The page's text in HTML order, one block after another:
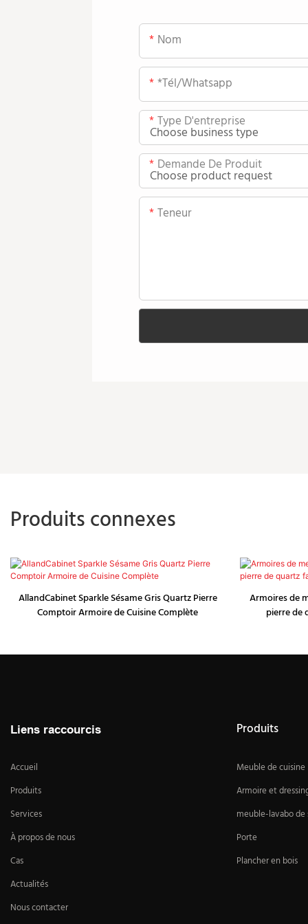
Nom
*tél/whatsapp
Type D'entreprise
Demande De Produit
Teneur
Produits connexes
AllandCabinet Sparkle Sésame Gris Quartz Pierre
Comptoir Armoire de Cuisine Complète
Armoires de
pierre de
Liens raccourcis
Accueil
Produits
Services
À propos de nous
Cas
Actualités
Nous contacter
Produits
Meuble de cuisine
Armoire et
meuble-lavabo de
Porte
Plancher en bois